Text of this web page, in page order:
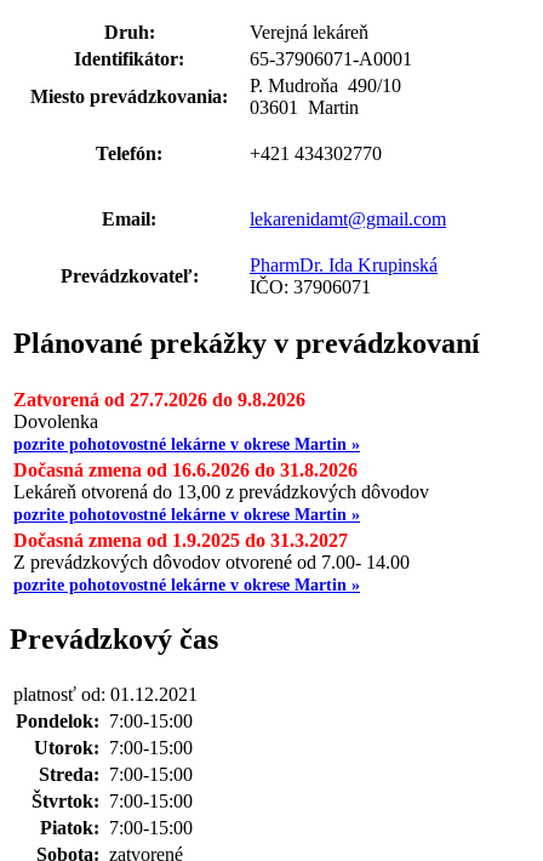
Druh:
Verejná lekáreň
Identifikátor:
65-37906071-A0001
Miesto prevádzkovania:
P. Mudroňa 490/10
03601 Martin
Telefón: +421 434302770
Email: lekarenidamt@gmail.com
Prevádzkovateľ:
PharmDr. Ida Krupinská
IČO: 37906071
Plánované prekážky v prevádzkovaní
Zatvorená od 27.7.2026 do 9.8.2026
Dovolenka
pozrite pohotovostné lekárne v okrese Martin »
Dočasná zmena od 16.6.2026 do 31.8.2026
Lekáreň otvorená do 13,00 z prevádzkových dôvodov
pozrite pohotovostné lekárne v okrese Martin »
Dočasná zmena od 1.9.2025 do 31.3.2027
Z prevádzkových dôvodov otvorené od 7.00- 14.00
pozrite pohotovostné lekárne v okrese Martin »
Prevádzkový čas
platnosť od: 01.12.2021
Pondelok: 7:00-15:00
Utorok: 7:00-15:00
Streda: 7:00-15:00
Štvrtok: 7:00-15:00
Piatok: 7:00-15:00
Sobota: zatvorené